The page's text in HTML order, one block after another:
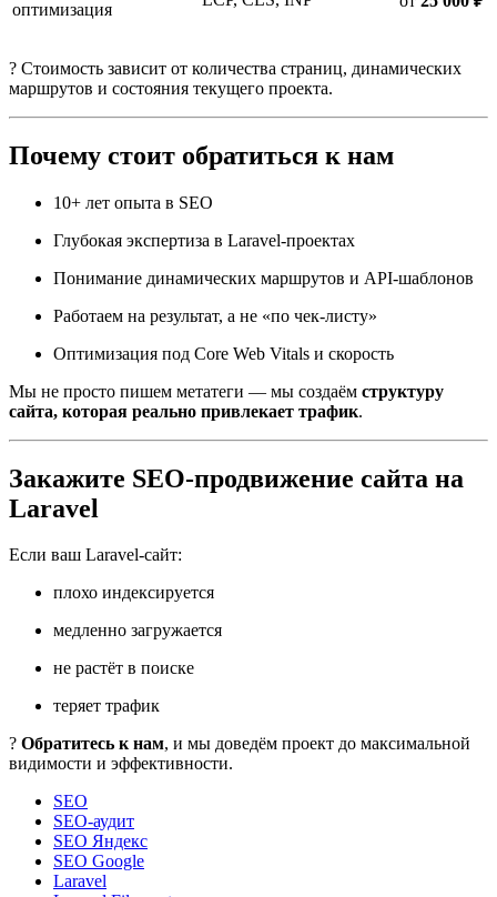
оптимизация
? Стоимость зависит от количества страниц, динамических
маршрутов и состояния текущего проекта.
Почему стоит обратиться к нам
10+ лет опыта в SEO
Глубокая экспертиза в Laravel-проектах
Понимание динамических маршрутов и API-шаблонов
Работаем на результат, а не «по чек-листу»
Оптимизация под Core Web Vitals и скорость
Мы не просто пишем метатеги — мы создаём структуру
сайта, которая реально привлекает трафик.
Закажите SEO-продвижение сайта на
Laravel
Если ваш Laravel-сайт:
плохо индексируется
медленно загружается
не растёт в поиске
теряет трафик
? Обратитесь к нам, и мы доведём проект до максимальной
видимости и эффективности.
SEO
SEO-аудит
SEO Яндекс
SEO Google
Laravel